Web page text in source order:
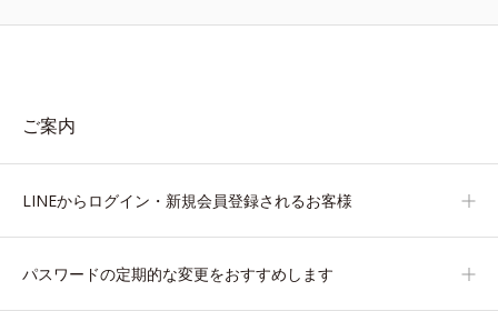
ご案内
LINEからログイン・新規会員登録されるお客様
パスワードの定期的な変更をおすすめします